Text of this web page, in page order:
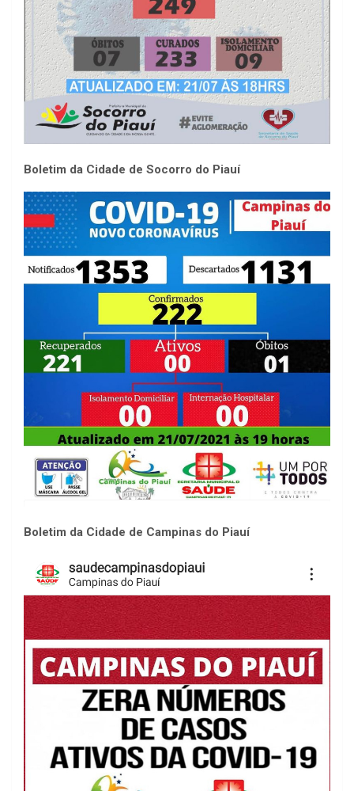
Boletim da Cidade de Socorro do Piauí
Boletim da Cidade de Campinas do Piauí